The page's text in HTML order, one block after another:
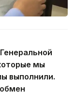
мы
выполнили.